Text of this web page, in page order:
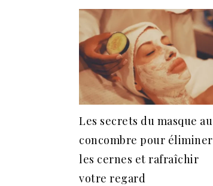
Les secrets du masque au
concombre pour éliminer
les cernes et rafraîchir
votre regard